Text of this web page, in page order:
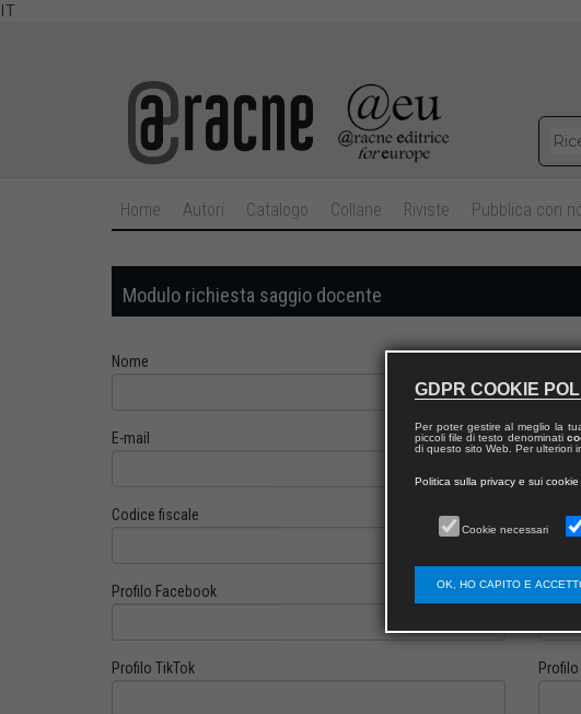
IT
Home Autori Catalogo Collane Riviste Pubblica con
Modulo richiesta saggio docente
Nome
E-mail
Codice fiscale
Profilo Facebook Profilo
Profilo TikTok
GDPR COOKIE
Per poter gestire al meglio la
piccoli file di testo denominati
di questo sito Web. Per ulteriori
Politica sulla privacy e sui cookie
Cookie necessari
OK, HO CAPITO E